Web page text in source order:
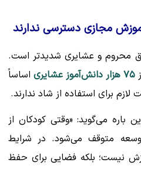
مجازی دسترسی ندارند
محروم و عشایری شدیدتر است.
۷۵ هزار دانش‌آموز عشایری
اساساً
برای استفاده از شاد ندارند.
باره می‌گوید: «وقتی کودکان از
متوقف می‌شود. در شرایط
نیست؛ بلکه فضایی برای حفظ